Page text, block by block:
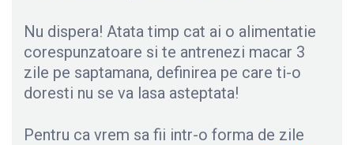
Nu dispera! Atata timp cat ai o alimentatie
corespunzatoare si te antrenezi macar 3
zile pe saptamana, definirea pe care ti-o
doresti nu se va lasa asteptata!
Pentru ca vrem sa fii intr-o forma de zile